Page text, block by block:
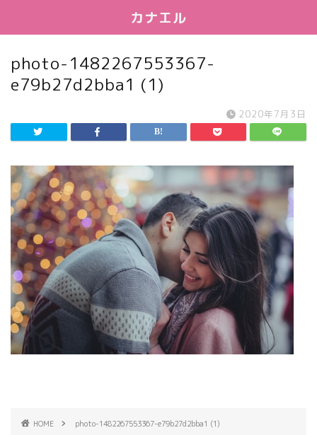
カナエル
photo-1482267553367-
e79b27d2bba1 (1)
2020年7月3日
HOME photo-1482267553367-e79b27d2bba1 (1)